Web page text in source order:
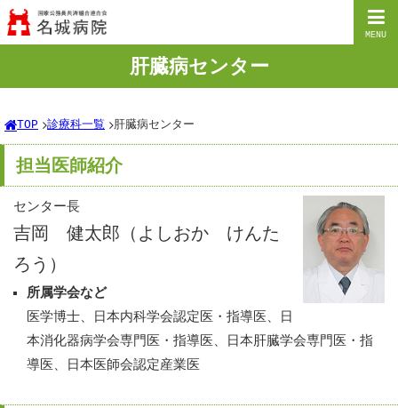
MENU
肝臓病センター
TOP 診療科一覧 肝臓病センター
担当医師紹介
センター長
吉岡 健太郎（よしおか けんた
ろう）
所属学会など
医学博士、日本内科学会認定医・指導医、日
本消化器病学会専門医・指導医、日本肝臓学会専門医・指
導医、日本医師会認定産業医